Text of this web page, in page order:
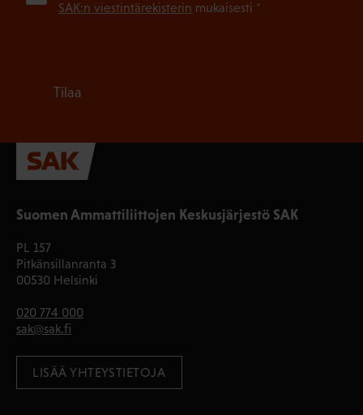
Suomen Ammattiliittojen Keskusjärjestö SAK
PL 157
Pitkänsillanranta 3
00530 Helsinki
020 774 000
sak@sak.fi
LISÄÄ YHTEYSTIETOJA
SAK:n viestintärekisterin mukaisesti *
Tilaa